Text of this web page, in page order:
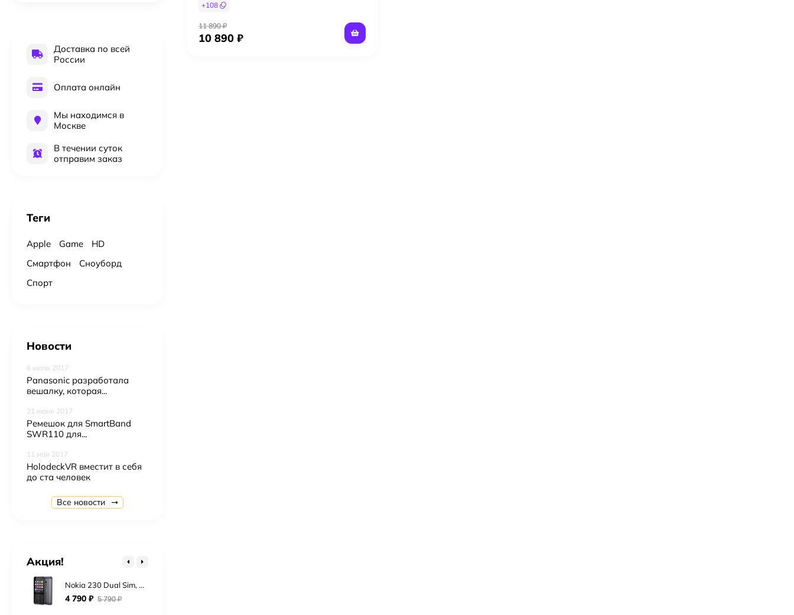
+108
11 890 ₽
10 890 ₽
Доставка по всей
России
Оплата онлайн
Мы находимся в
Москве
В течении суток
отправим заказ
Теги
Apple Game
HD
Смартфон
Сноуборд
Спорт
Новости
6 июля 2017
Panasonic разработала
вешалку, которая...
21 июня 2017
Ремешок для SmartBand
SWR110 для...
11 мая 2017
HolodeckVR вместит в себя
до ста человек
Все новости
Акция!
Nokia 222 SS, Black
Nokia 230 Dual Sim, Black Silver
4 790 ₽ 5 790 ₽